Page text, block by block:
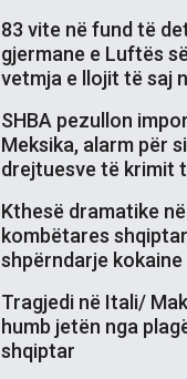
83 vite në fund të
gjermane e Luftës
vetmja e llojit të saj
SHBA pezullon
Meksika, alarm për
drejtuesve të krimit
Kthesë dramatike
kombëtares
shpërndarje kokaine
Tragjedi në Itali/
humb jetën nga
shqiptar